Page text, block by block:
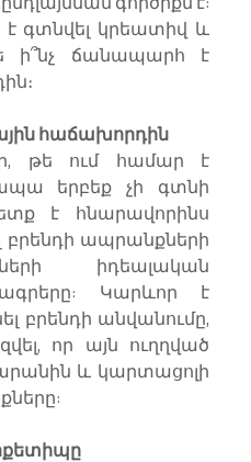
գտնվել կրեատիվ և
ի՞նչ ճանապարհ է
հաճախորդին
թե ում համար է
երբեք չի գտնի
է հնարավորինս
բրենդի ապրանքների
իդեալական
Կարևոր է
բրենդի անվանումը,
որ այն ուղղված
և կարտացոլի